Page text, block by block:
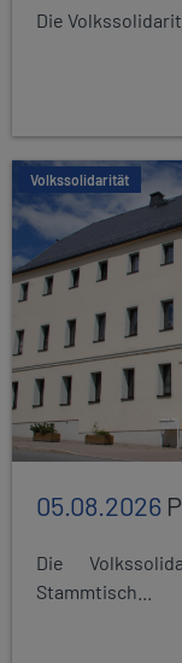
Die
Volkssolidarität
05.08.2026
Die
Stammtisch...